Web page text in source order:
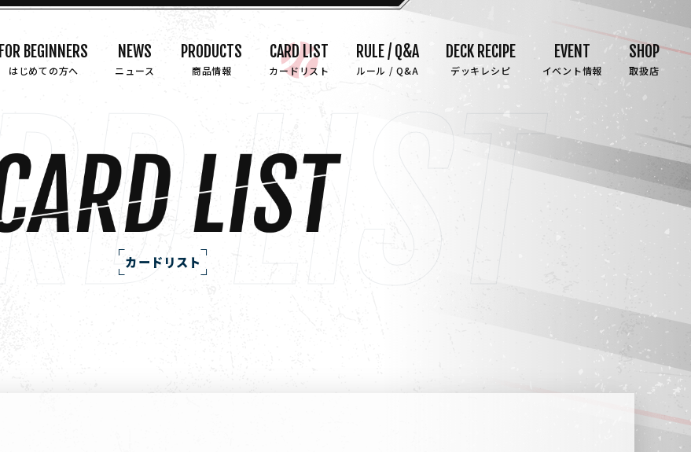
FOR BEGINNERS
はじめての方へ
NEWS
ニュース
PRODUCTS
商品情報
CARD LIST
カードリスト
RULE / Q&A
ルール / Q&A
DECK RECIPE
デッキレシピ
EVENT
イベント情報
SHOP
取扱店
カードリスト